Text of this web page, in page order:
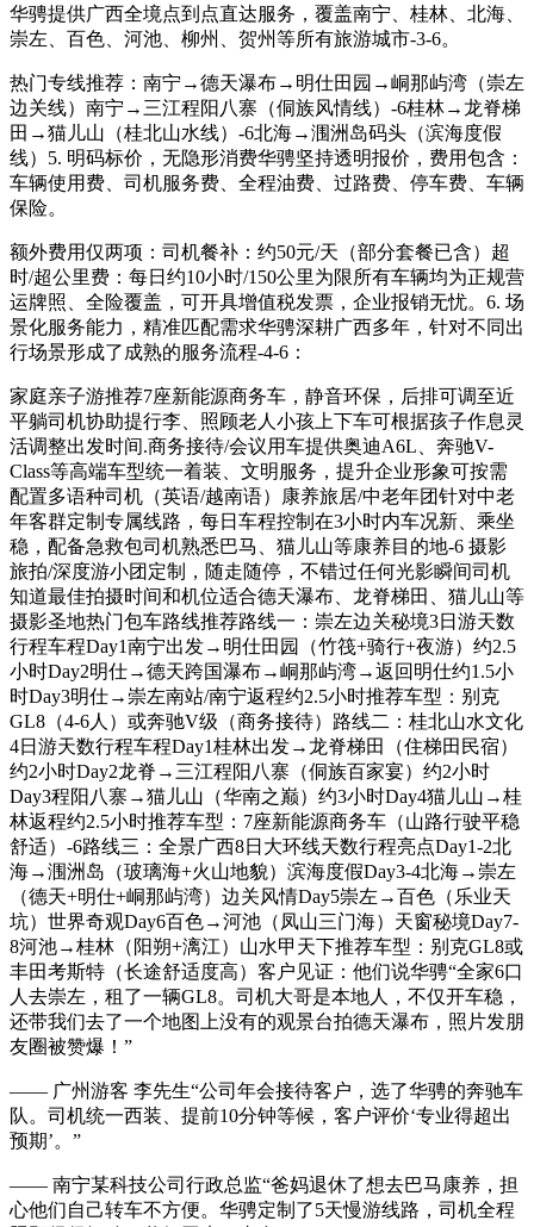
华骋提供广西全境点到点直达服务，覆盖南宁、桂林、北海、
崇左、百色、河池、柳州、贺州等所有旅游城市-3-6。
热门专线推荐：南宁→德天瀑布→明仕田园→峒那屿湾（崇左
边关线）南宁→三江程阳八寨（侗族风情线）-6桂林→龙脊梯
田→猫儿山（桂北山水线）-6北海→涠洲岛码头（滨海度假
线）5. 明码标价，无隐形消费华骋坚持透明报价，费用包含：
车辆使用费、司机服务费、全程油费、过路费、停车费、车辆
保险。
额外费用仅两项：司机餐补：约50元/天（部分套餐已含）超
时/超公里费：每日约10小时/150公里为限所有车辆均为正规营
运牌照、全险覆盖，可开具增值税发票，企业报销无忧。6. 场
景化服务能力，精准匹配需求华骋深耕广西多年，针对不同出
行场景形成了成熟的服务流程-4-6：
家庭亲子游推荐7座新能源商务车，静音环保，后排可调至近
平躺司机协助提行李、照顾老人小孩上下车可根据孩子作息灵
活调整出发时间.商务接待/会议用车提供奥迪A6L、奔驰V-
Class等高端车型统一着装、文明服务，提升企业形象可按需
配置多语种司机（英语/越南语）康养旅居/中老年团针对中老
年客群定制专属线路，每日车程控制在3小时内车况新、乘坐
稳，配备急救包司机熟悉巴马、猫儿山等康养目的地-6 摄影
旅拍/深度游小团定制，随走随停，不错过任何光影瞬间司机
知道最佳拍摄时间和机位适合德天瀑布、龙脊梯田、猫儿山等
摄影圣地热门包车路线推荐路线一：崇左边关秘境3日游天数
行程车程Day1南宁出发→明仕田园（竹筏+骑行+夜游）约2.5
小时Day2明仕→德天跨国瀑布→峒那屿湾→返回明仕约1.5小
时Day3明仕→崇左南站/南宁返程约2.5小时推荐车型：别克
GL8（4-6人）或奔驰V级（商务接待）路线二：桂北山水文化
4日游天数行程车程Day1桂林出发→龙脊梯田（住梯田民宿）
约2小时Day2龙脊→三江程阳八寨（侗族百家宴）约2小时
Day3程阳八寨→猫儿山（华南之巅）约3小时Day4猫儿山→桂
林返程约2.5小时推荐车型：7座新能源商务车（山路行驶平稳
舒适）-6路线三：全景广西8日大环线天数行程亮点Day1-2北
海→涠洲岛（玻璃海+火山地貌）滨海度假Day3-4北海→崇左
（德天+明仕+峒那屿湾）边关风情Day5崇左→百色（乐业天
坑）世界奇观Day6百色→河池（凤山三门海）天窗秘境Day7-
8河池→桂林（阳朔+漓江）山水甲天下推荐车型：别克GL8或
丰田考斯特（长途舒适度高）客户见证：他们说华骋“全家6口
人去崇左，租了一辆GL8。司机大哥是本地人，不仅开车稳，
还带我们去了一个地图上没有的观景台拍德天瀑布，照片发朋
友圈被赞爆！”
—— 广州游客 李先生“公司年会接待客户，选了华骋的奔驰车
队。司机统一西装、提前10分钟等候，客户评价‘专业得超出
预期’。”
—— 南宁某科技公司行政总监“爸妈退休了想去巴马康养，担
心他们自己转车不方便。华骋定制了5天慢游线路，司机全程